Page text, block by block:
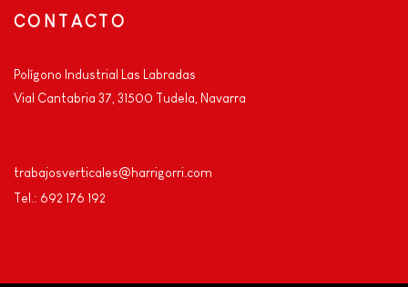
CONTACTO
Polígono Industrial Las Labradas
Vial Cantabria 37, 31500 Tudela, Navarra
trabajosverticales@harrigorri.com
Tel.: 692 176 192